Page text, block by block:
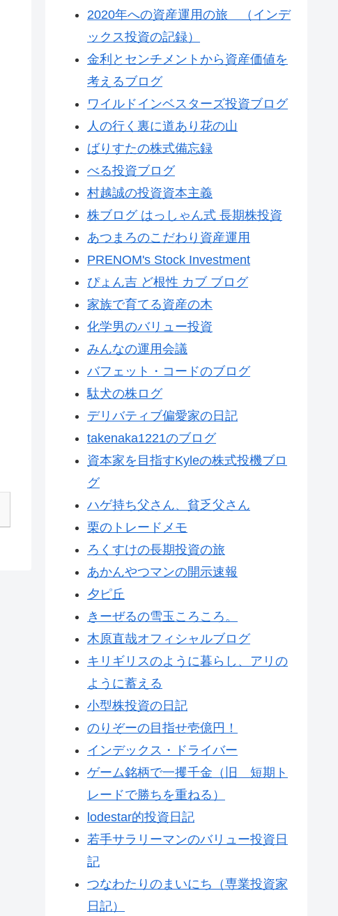
2020年への資産運用の旅 （インデ
ックス投資の記録）
金利とセンチメントから資産価値を
考えるブログ
ワイルドインベスターズ投資ブログ
人の行く裏に道あり花の山
ばりすたの株式備忘録
べる投資ブログ
村越誠の投資資本主義
株ブログ はっしゃん式 長期株投資
あつまろのこだわり資産運用
PRENOM's Stock Investment
ぴょん吉 ど根性 カブ ブログ
家族で育てる資産の木
化学男のバリュー投資
みんなの運用会議
バフェット・コードのブログ
駄犬の株ログ
デリバティブ偏愛家の日記
takenaka1221のブログ
資本家を目指すKyleの株式投機ブロ
グ
ハゲ持ち父さん、貧乏父さん
栗のトレードメモ
ろくすけの長期投資の旅
あかんやつマンの開示速報
夕ピ丘
きーぜるの雪玉ころころ。
木原直哉オフィシャルブログ
キリギリスのように暮らし、アリの
ように蓄える
小型株投資の日記
のりぞーの目指せ壱億円！
インデックス・ドライバー
ゲーム銘柄で一攫千金（旧 短期ト
レードで勝ちを重ねる）
lodestar的投資日記
若手サラリーマンのバリュー投資日
記
つなわたりのまいにち（専業投資家
日記）